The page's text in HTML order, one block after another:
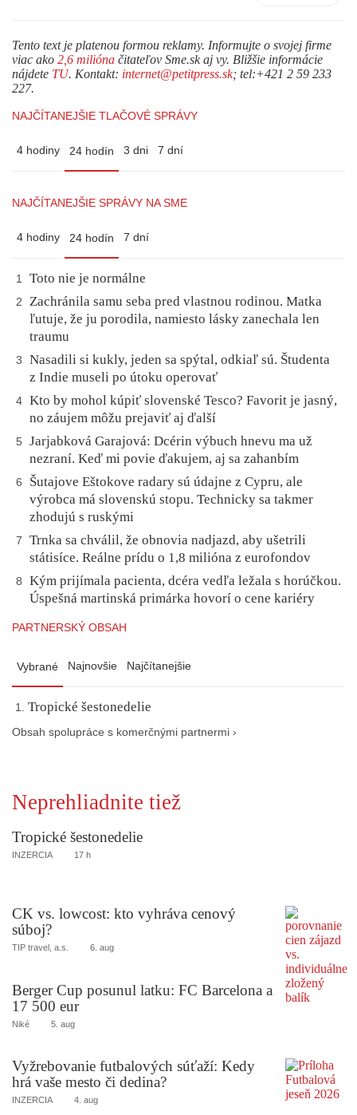
Tento text je platenou formou reklamy. Informujte o svojej firme
viac ako 2,6 milióna čitateľov Sme.sk aj vy. Bližšie informácie
nájdete TU. Kontakt: internet@petitpress.sk; tel:+421 2 59 233
227.
NAJČÍTANEJŠIE TLAČOVÉ SPRÁVY
4 hodiny 24 hodín 3 dni 7 dní
NAJČÍTANEJŠIE SPRÁVY NA SME
4 hodiny 24 hodín 7 dní
1 Toto nie je normálne
2
Zachránila samu seba pred vlastnou rodinou. Matka
ľutuje, že ju porodila, namiesto lásky zanechala len
traumu
3
Nasadili si kukly, jeden sa spýtal, odkiaľ sú. Študenta
z Indie museli po útoku operovať
4 Kto by mohol kúpiť slovenské Tesco? Favorit je jasný,
no záujem môžu prejaviť aj ďalší
5
Jarjabková Garajová: Dcérin výbuch hnevu ma už
nezraní. Keď mi povie ďakujem, aj sa zahanbím
6
Šutajove Eštokove radary sú údajne z Cypru, ale
výrobca má slovenskú stopu. Technicky sa takmer
zhodujú s ruskými
7
Trnka sa chválil, že obnovia nadjazd, aby ušetrili
státisíce. Reálne prídu o 1,8 milióna z eurofondov
8
Kým prijímala pacienta, dcéra vedľa ležala s horúčkou.
Úspešná martinská primárka hovorí o cene kariéry
PARTNERSKÝ OBSAH
Vybrané Najnovšie Najčítanejšie
Tropické šestonedelie
Obsah spolupráce s komerčnými partnermi ›
Neprehliadnite tiež
Tropické šestonedelie
INZERCIA 17 h
CK vs. lowcost: kto vyhráva cenový
súboj?
TIP travel, a.s. 6. aug
Berger Cup posunul latku: FC Barcelona a
17 500 eur
Niké 5. aug
Vyžrebovanie futbalových súťaží: Kedy
hrá vaše mesto či dedina?
INZERCIA 4. aug